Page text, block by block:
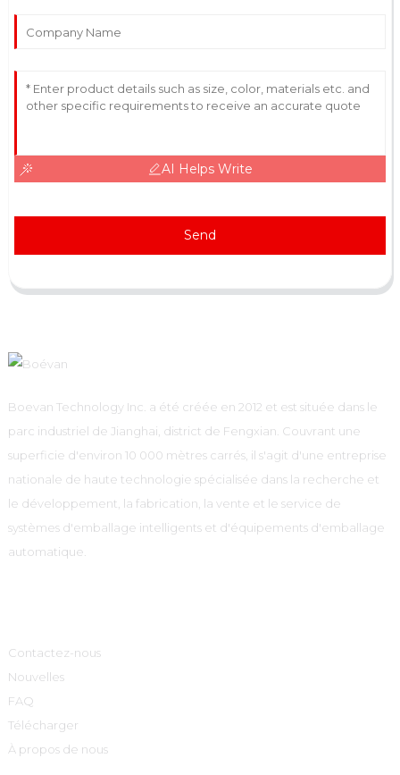
AI Helps Write
Send
Boevan Technology Inc. a été créée en 2012 et est située dans le
parc industriel de Jianghai, district de Fengxian. Couvrant une
superficie d'environ 10 000 mètres carrés, il s'agit d'une entreprise
nationale de haute technologie spécialisée dans la recherche et
le développement, la fabrication, la vente et le service de
systèmes d'emballage intelligents et d'équipements d'emballage
automatique.
Contactez-nous
Nouvelles
FAQ
Télécharger
À propos de nous